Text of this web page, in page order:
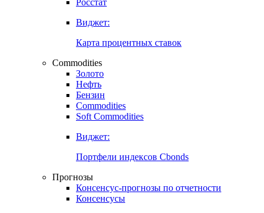
Росстат
Виджет:
Карта процентных ставок
Commodities
Золото
Нефть
Бензин
Commodities
Soft Commodities
Виджет:
Портфели индексов Cbonds
Прогнозы
Консенсус-прогнозы по отчетности
Консенсусы